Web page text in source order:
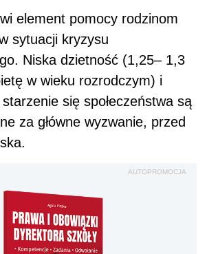
element pomocy rodzinom
sytuacji kryzysu
Niska dzietność (1,25– 1,3
w wieku rozrodczym) i
się społeczeństwa są
za główne wyzwanie, przed
AUTOPROMOCJA